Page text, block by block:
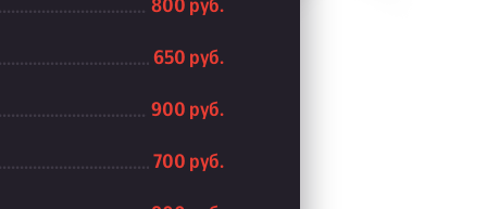
800 руб.
650 руб.
900 руб.
700 руб.